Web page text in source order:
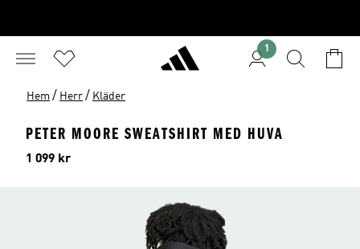
1
Hem / Herr / Kläder
PETER MOORE SWEATSHIRT MED HUVA
Pris
1 099 kr